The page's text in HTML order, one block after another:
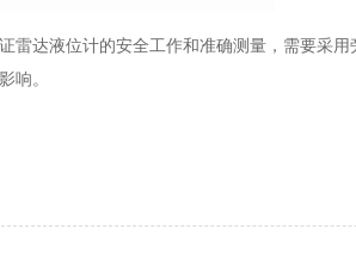
达液位计的安全工作和准确测量，需要采
响。